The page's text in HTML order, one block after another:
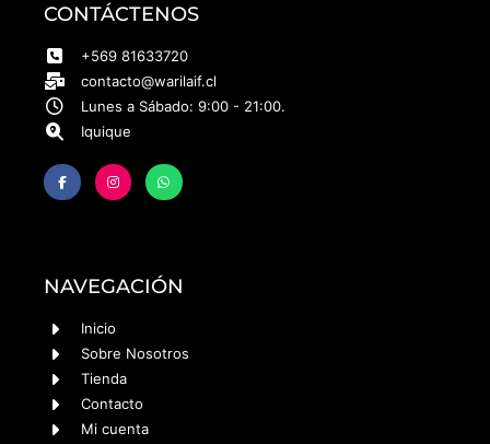
CONTÁCTENOS
+569 81633720
contacto@warilaif.cl
Lunes a Sábado: 9:00 - 21:00.
Iquique
NAVEGACIÓN
Inicio
Sobre Nosotros
Tienda
Contacto
Mi cuenta